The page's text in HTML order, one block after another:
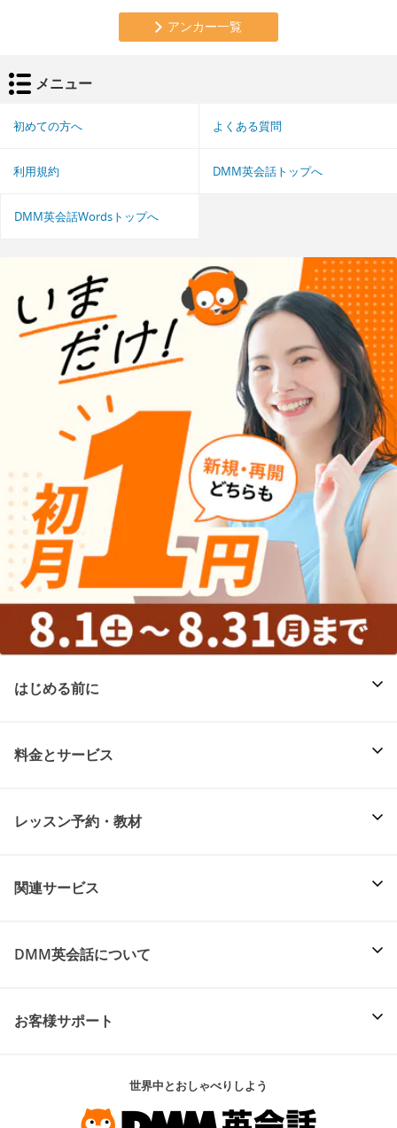
アンカー一覧
メニュー
初めての方へ よくある質問
利用規約 DMM英会話トップへ
DMM英会話Wordsトップへ
はじめる前に
料金とサービス
レッスン予約・教材
関連サービス
DMM英会話について
お客様サポート
世界中とおしゃべりしよう